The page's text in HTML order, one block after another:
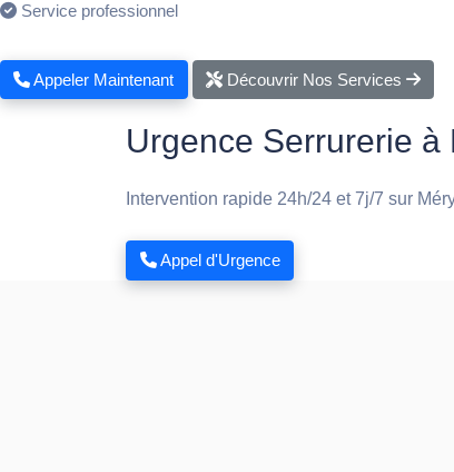
Service professionnel
Appeler Maintenant Découvrir Nos Services
Urgence Serrurerie à
Intervention rapide 24h/24 et 7j/7 sur
Appel d'Urgence